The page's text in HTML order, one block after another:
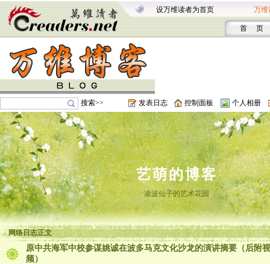
设万维读者为首页 万维
首 页
搜索>> 发表日志 控制面板 个人相册
艺萌的博客
凌波仙子的艺术花园
网络日志正文
原中共海军中校参谋姚诚在波多马克文化沙龙的演讲摘要（后附视
频）